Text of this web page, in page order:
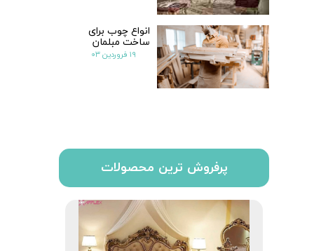
پرفروش ترین محصولات
انواع چوب برای
ساخت مبلمان
۱۹ فروردین ۰۳